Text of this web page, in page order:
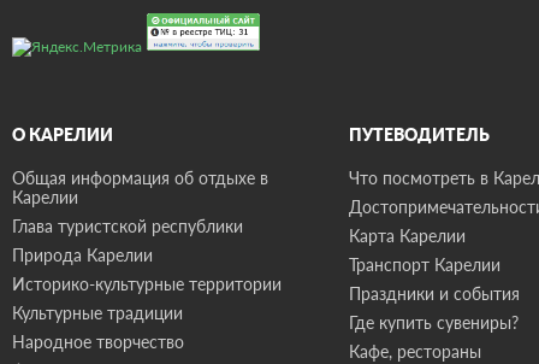
О КАРЕЛИИ
Общая информация об отдыхе в
Карелии
Глава туристской республики
Природа Карелии
Историко-культурные территории
Культурные традиции
Народное творчество
ПУТЕВОДИТЕЛЬ
Что посмотреть в
Карта Карелии
Транспорт Карелии
Праздники и события
Где купить сувениры?
Кафе, рестораны